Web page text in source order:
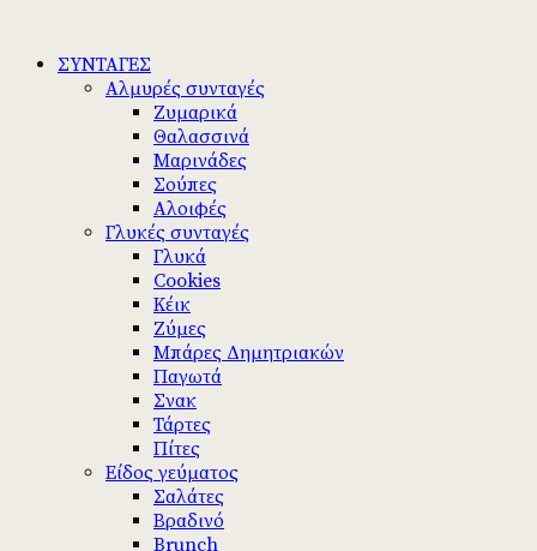
ΣΥΝΤΑΓΕΣ
Αλμυρές συνταγές
Ζυμαρικά
Θαλασσινά
Μαρινάδες
Σούπες
Αλοιφές
Γλυκές συνταγές
Γλυκά
Cookies
Κέικ
Ζύμες
Μπάρες Δημητριακών
Παγωτά
Σνακ
Τάρτες
Πίτες
Είδος γεύματος
Σαλάτες
Βραδινό
Brunch